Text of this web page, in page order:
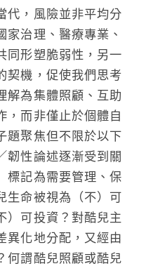
代，風險並非平均分
家治理、醫療專業、
同形塑脆弱性，另一
契機，促使我們思考
解為集體照顧、互助
，而非僅止於個體自
題聚焦但不限於以下
韌性論述逐漸受到關
標記為需要管理、保
生命被視為（不）可
）可投資？對酷兒主
異化地分配，又經由
何謂酷兒照顧或酷兒